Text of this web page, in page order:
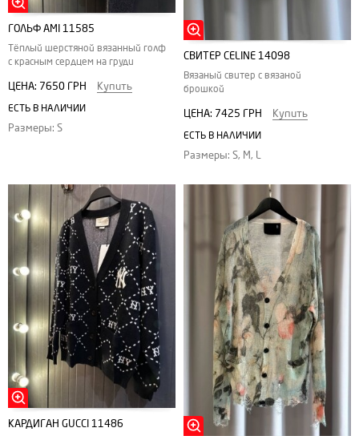
ГОЛЬФ AMI 11585
Тёплый шерстяной вязанный голф
с красным сердцем на груди
ЦЕНА: 7650 ГРН Купить
ЕСТЬ В НАЛИЧИИ
Размеры: S
СВИТЕР CELINE 14098
Вязаный свитер с вязаной
брошкой
ЦЕНА: 7425 ГРН Купить
ЕСТЬ В НАЛИЧИИ
Размеры: S, M, L
КАРДИГАН GUCCI 11486